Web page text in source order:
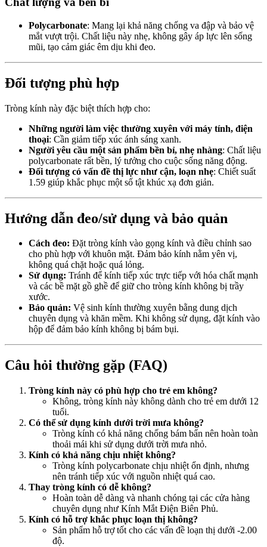
Polycarbonate: Mang lại khả năng chống va đập và bảo vệ
mắt vượt trội. Chất liệu này nhẹ, không gây áp lực lên sống
mũi, tạo cảm giác êm dịu khi đeo.
Đối tượng phù hợp
Tròng kính này đặc biệt thích hợp cho:
Những người làm việc thường xuyên với máy tính, điện
thoại: Cần giảm tiếp xúc ánh sáng xanh.
Người yêu cầu một sản phẩm bền bỉ, nhẹ nhàng: Chất liệu
polycarbonate rất bền, lý tưởng cho cuộc sống năng động.
Đối tượng có vấn đề thị lực như cận, loạn nhẹ: Chiết suất
1.59 giúp khắc phục một số tật khúc xạ đơn giản.
Hướng dẫn đeo/sử dụng và bảo quản
Cách đeo: Đặt tròng kính vào gọng kính và điều chỉnh sao
cho phù hợp với khuôn mặt. Đảm bảo kính nằm yên vị,
không quá chặt hoặc quá lỏng.
Sử dụng: Tránh để kính tiếp xúc trực tiếp với hóa chất mạnh
và các bề mặt gồ ghề để giữ cho tròng kính không bị trầy
xước.
Bảo quản: Vệ sinh kính thường xuyên bằng dung dịch
chuyên dụng và khăn mềm. Khi không sử dụng, đặt kính vào
hộp để đảm bảo kính không bị bám bụi.
Câu hỏi thường gặp (FAQ)
Tròng kính này có phù hợp cho trẻ em không?
Không, tròng kính này không dành cho trẻ em dưới 12
tuổi.
Có thể sử dụng kính dưới trời mưa không?
Tròng kính có khả năng chống bám bẩn nên hoàn toàn
thoải mái khi sử dụng dưới trời mưa nhỏ.
Kính có khả năng chịu nhiệt không?
Tròng kính polycarbonate chịu nhiệt ổn định, nhưng
nên tránh tiếp xúc với nguồn nhiệt quá cao.
Thay tròng kính có dễ không?
Hoàn toàn dễ dàng và nhanh chóng tại các cửa hàng
chuyên dụng như Kính Mắt Điện Biên Phủ.
Kính có hỗ trợ khắc phục loạn thị không?
Sản phẩm hỗ trợ tốt cho các vấn đề loạn thị dưới -2.00
độ.